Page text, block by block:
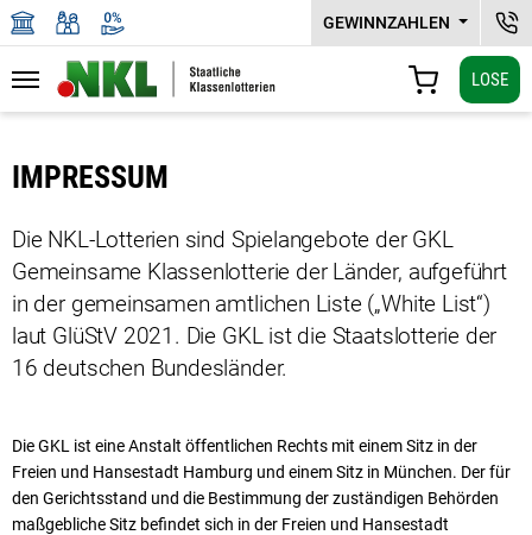
GEWINNZAHLEN
Navigation
LOSE
IMPRESSUM
Die NKL-Lotterien sind Spielangebote der GKL
Gemeinsame Klassenlotterie der Länder, aufgeführt
in der gemeinsamen amtlichen Liste („White List“)
laut GlüStV 2021. Die GKL ist die Staatslotterie der
16 deutschen Bundesländer.
Die GKL ist eine Anstalt öffentlichen Rechts mit einem Sitz in der
Freien und Hansestadt Hamburg und einem Sitz in München. Der für
den Gerichtsstand und die Bestimmung der zuständigen Behörden
maßgebliche Sitz befindet sich in der Freien und Hansestadt